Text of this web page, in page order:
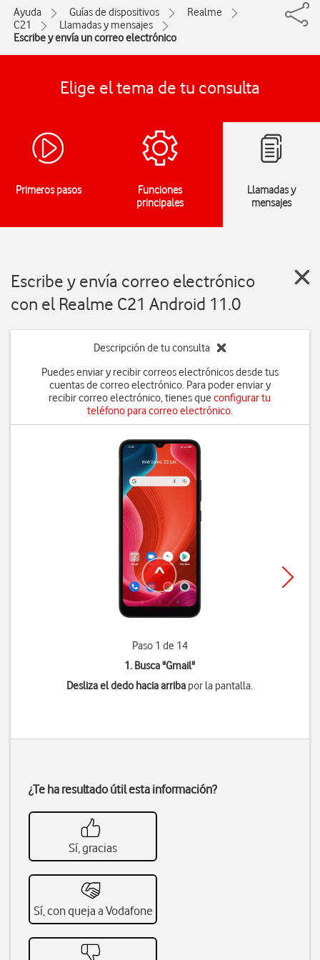
Ayuda Guías de dispositivos
Realme
C21
Llamadas y mensajes
Escribe y envía un correo electrónico
Elige el tema de tu consulta
Primeros pasos
Funciones
principales
Llamadas y
mensajes
Escribe y envía correo electrónico
con el Realme C21 Android 11.0
Descripción de tu consulta
Puedes enviar y recibir correos electrónicos desde tus
cuentas de correo electrónico. Para poder enviar y
recibir correo electrónico, tienes queconfigurar tu
teléfono para correo electrónico.
Paso 1 de 14
1. Busca "Gmail"
Desliza el dedo hacia arriba por la pantalla.
¿Te ha resultado útil esta información?
Sí, gracias
Sí, con queja a Vodafone